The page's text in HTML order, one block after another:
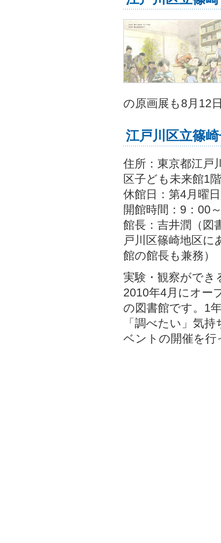
の原画展も8月12
江戸川区立篠
住所：東京都江戸
区子ども未来館1
休館日：第4月曜
開館時間：9：00
館長：吉井潤（図
戸川区篠崎地区に
館の館長も兼務）
実験・観察ができ
2010年4月にオー
の図書館です。1
「調べたい」気
ベントの開催を行